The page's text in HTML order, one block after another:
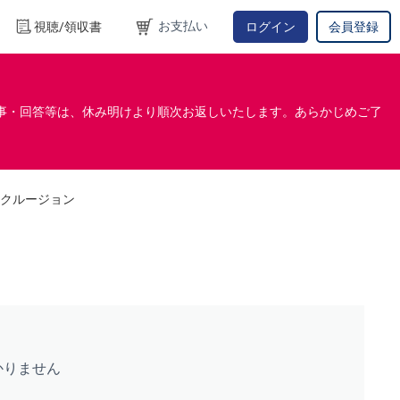
視聴/領収書 お支払い ログイン 会員登録
回答等は、休み明けより順次お返しいたします。あらかじめご了
ルージョン
ません